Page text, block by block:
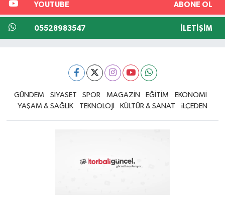
YOUTUBE ABONE OL
05528983547 İLETIŞIM
GÜNDEM SİYASET SPOR MAGAZİN EĞİTİM
EKONOMİ
YAŞAM & SAĞLIK
TEKNOLOJİ KÜLTÜR & SANAT iLÇEDEN